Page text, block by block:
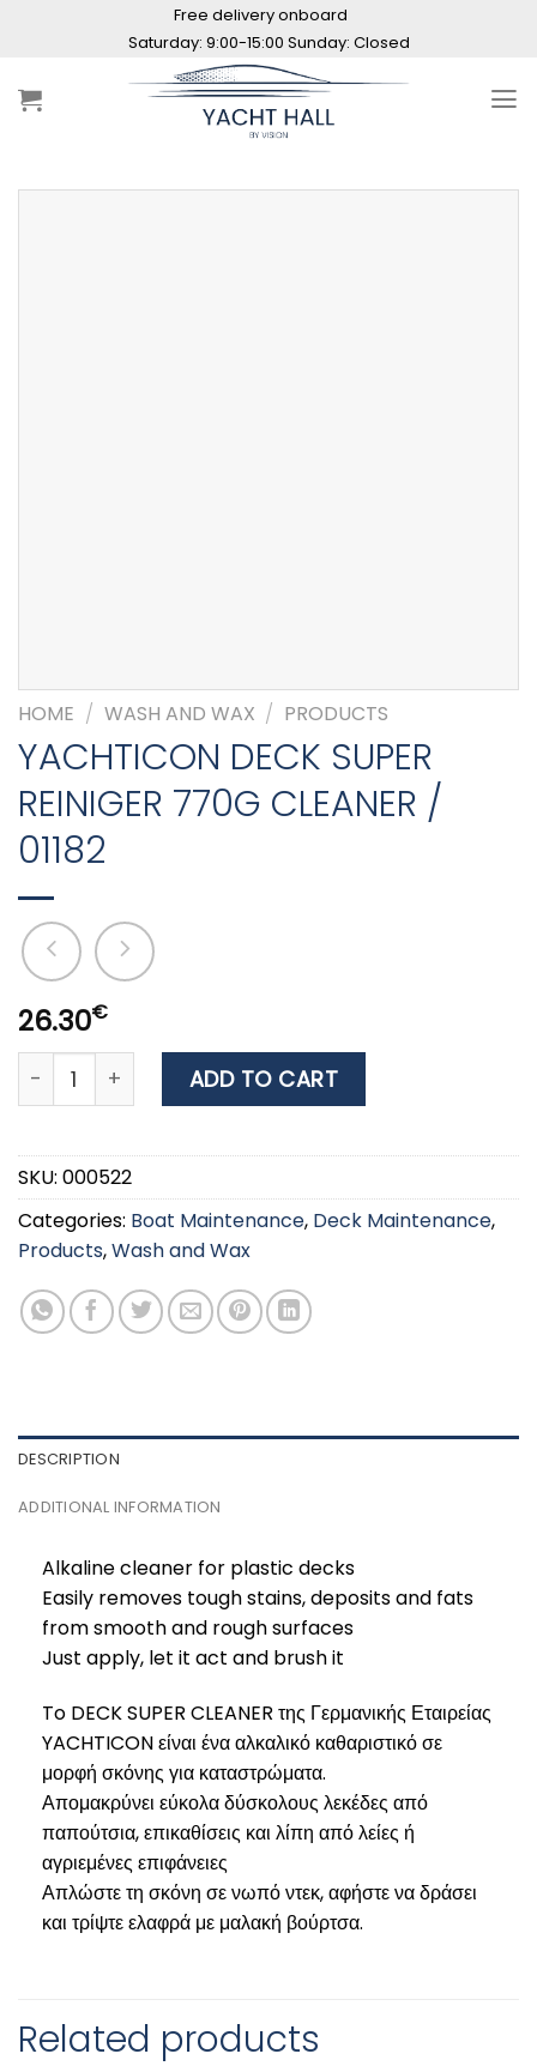
Free delivery onboard
HOME / WASH AND WAX / PRODUCTS
YACHTICON DECK SUPER
REINIGER 770G CLEANER /
01182
26.30€
YACHTICON DECK SUPER REINIGER 770G CLEANER /
ADD TO CART
SKU: 000522
Categories: Boat Maintenance, Deck Maintenance,
Products,Wash and Wax
DESCRIPTION
ADDITIONAL INFORMATION
Alkaline cleaner for plastic decks
Easily removes tough stains, deposits and fats
from smooth and rough surfaces
Just apply, let it act and brush it
To DECK SUPER CLEANER της Γερμανικής Εταιρείας
YACHTICON είναι ένα αλκαλικό καθαριστικό σε
μορφή σκόνης για καταστρώματα.
Απομακρύνει εύκολα δύσκολους λεκέδες από
παπούτσια, επικαθίσεις και λίπη από λείες ή
αγριεμένες επιφάνειες
Απλώστε τη σκόνη σε νωπό ντεκ, αφήστε να δράσει
και τρίψτε ελαφρά με μαλακή βούρτσα.
Related products